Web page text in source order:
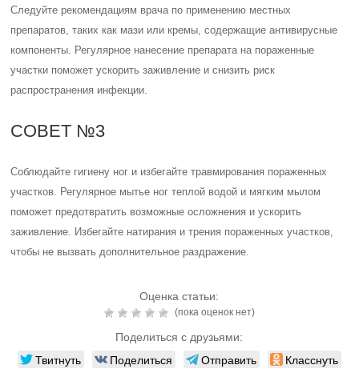
Следуйте рекомендациям врача по применению местных
препаратов, таких как мази или кремы, содержащие антивирусные
компоненты. Регулярное нанесение препарата на пораженные
участки поможет ускорить заживление и снизить риск
распространения инфекции.
СОВЕТ №3
Соблюдайте гигиену ног и избегайте травмирования пораженных
участков. Регулярное мытье ног теплой водой и мягким мылом
поможет предотвратить возможные осложнения и ускорить
заживление. Избегайте натирания и трения пораженных участков,
чтобы не вызвать дополнительное раздражение.
Оценка статьи:
(пока оценок нет)
Поделиться с друзьями:
Твитнуть Поделиться Отправить Класснуть